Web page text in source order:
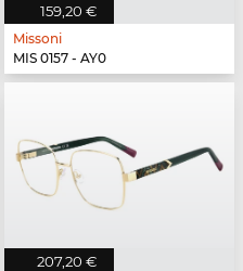
159,20 €
Missoni
MIS 0157 - AY0
207,20 €